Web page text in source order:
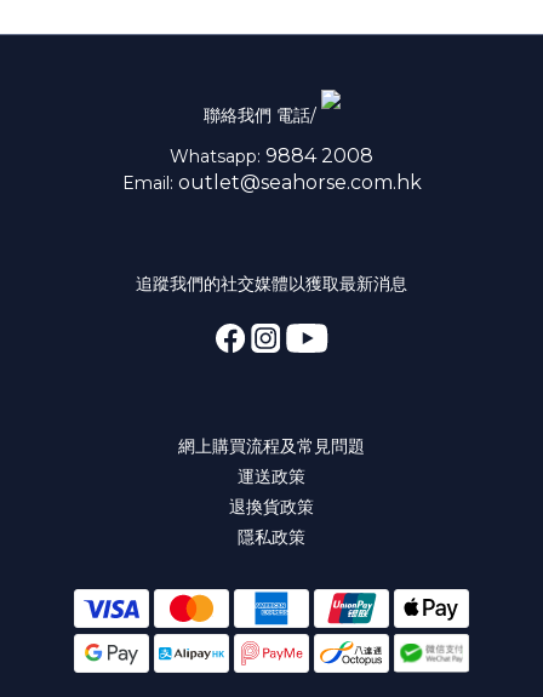
聯絡我們 電話/
Whatsapp: 9884 2008
Email: outlet@seahorse.com.hk
追蹤我們的社交媒體以獲取最新消息
網上購買流程及常見問題
運送政策
退換貨政策
隱私政策